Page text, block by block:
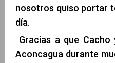
nosotros quiso portar
día.
Gracias a que
Aconcagua durante